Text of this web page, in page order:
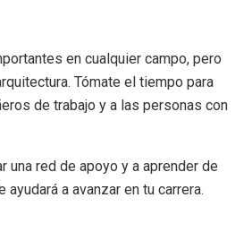
en cualquier campo, pero
Tómate el tiempo para
de trabajo y a las personas con
una red de apoyo y a aprender de
ayudará a avanzar en tu carrera.